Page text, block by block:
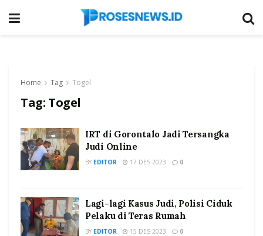
Home Tag Togel
Tag: Togel
IRT di Gorontalo Jadi Tersangka
Judi Online
BY EDITOR 17 DES 2023 0
Lagi-lagi Kasus Judi, Polisi Ciduk
Pelaku di Teras Rumah
BY EDITOR 15 DES 2023 0